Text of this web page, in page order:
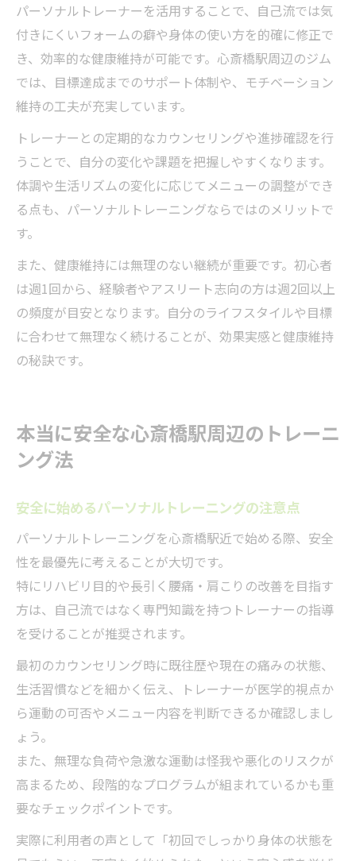
パーソナルトレーナーを活用することで、自己流では気
付きにくいフォームの癖や身体の使い方を的確に修正で
き、効率的な健康維持が可能です。心斎橋駅周辺のジム
では、目標達成までのサポート体制や、モチベーション
維持の工夫が充実しています。
トレーナーとの定期的なカウンセリングや進捗確認を行
うことで、自分の変化や課題を把握しやすくなります。
体調や生活リズムの変化に応じてメニューの調整ができ
る点も、パーソナルトレーニングならではのメリットで
す。
また、健康維持には無理のない継続が重要です。初心者
は週1回から、経験者やアスリート志向の方は週2回以上
の頻度が目安となります。自分のライフスタイルや目標
に合わせて無理なく続けることが、効果実感と健康維持
の秘訣です。
本当に安全な心斎橋駅周辺のトレーニ
ング法
安全に始めるパーソナルトレーニングの注意点
パーソナルトレーニングを心斎橋駅近で始める際、安全
性を最優先に考えることが大切です。
特にリハビリ目的や長引く腰痛・肩こりの改善を目指す
方は、自己流ではなく専門知識を持つトレーナーの指導
を受けることが推奨されます。
最初のカウンセリング時に既往歴や現在の痛みの状態、
生活習慣などを細かく伝え、トレーナーが医学的視点か
ら運動の可否やメニュー内容を判断できるか確認しまし
ょう。
また、無理な負荷や急激な運動は怪我や悪化のリスクが
高まるため、段階的なプログラムが組まれているかも重
要なチェックポイントです。
実際に利用者の声として「初回でしっかり身体の状態を